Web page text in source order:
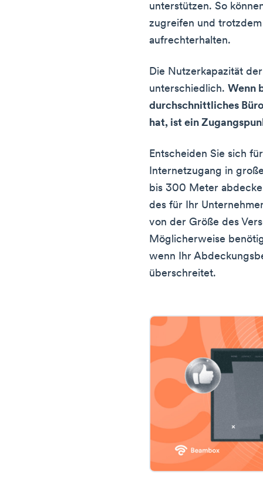
unterstützen. So
zugreifen und
aufrechterhalten.
Die Nutzerkapazität
unterschiedlich. Wenn
durchschnittliches
hat, ist ein
Entscheiden Sie sich
Internetzugang in
bis 300 Meter
des für Ihr
von der Größe des
Möglicherweise
wenn Ihr
überschreitet.